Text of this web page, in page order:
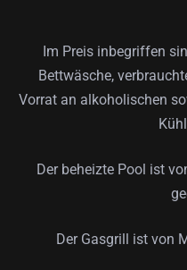
Im Preis inbegriffen
Bettwäsche,
Vorrat an alkoholischen
Der beheizte Pool ist
Der Gasgrill ist von